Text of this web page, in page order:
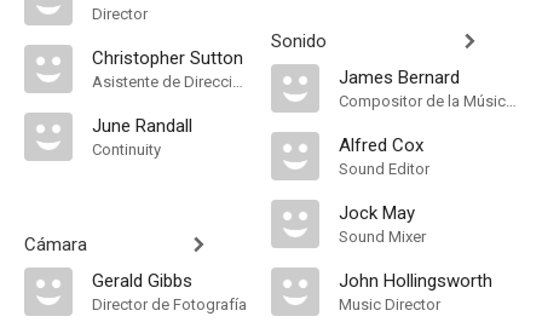
Director
Christopher Sutton
Asistente de Dirección
June Randall
Continuity
Cámara
Gerald Gibbs
Director de Fotografía
Sonido
James Bernard
Compositor de la Música Original
Alfred Cox
Sound Editor
Jock May
Sound Mixer
John Hollingsworth
Music Director